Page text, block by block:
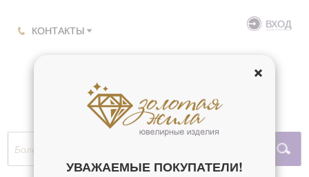
КОНТАКТЫ ВХОД
УВАЖАЕМЫЕ ПОКУПАТЕЛИ!